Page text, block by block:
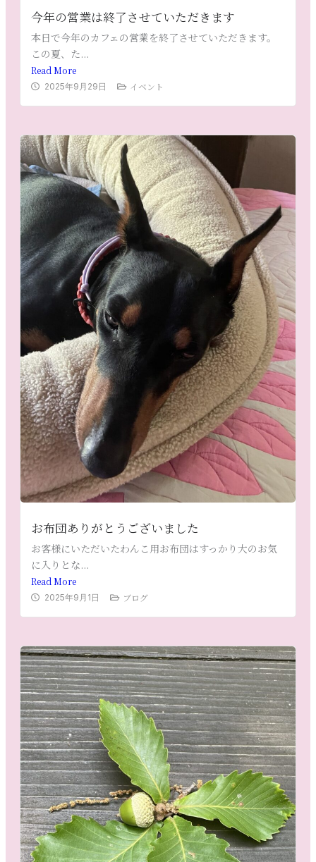
今年の営業は終了させていただきます
本日で今年のカフェの営業を終了させていただきます。
この夏、た...
Read More
2025年9月29日 イベント
お布団ありがとうございました
お客様にいただいたわんこ用お布団はすっかり大のお気
に入りとな...
Read More
2025年9月1日 ブログ